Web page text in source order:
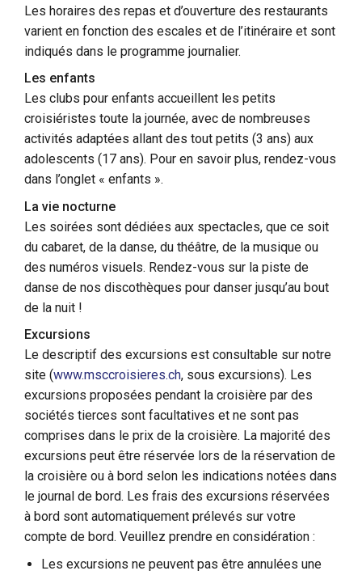
Les horaires des repas et d’ouverture des restaurants
varient en fonction des escales et de l’itinéraire et sont
indiqués dans le programme journalier.
Les enfants
Les clubs pour enfants accueillent les petits
croisiéristes toute la journée, avec de nombreuses
activités adaptées allant des tout petits (3 ans) aux
adolescents (17 ans). Pour en savoir plus, rendez-vous
dans l’onglet « enfants ».
La vie nocturne
Les soirées sont dédiées aux spectacles, que ce soit
du cabaret, de la danse, du théâtre, de la musique ou
des numéros visuels. Rendez-vous sur la piste de
danse de nos discothèques pour danser jusqu’au bout
de la nuit !
Excursions
Le descriptif des excursions est consultable sur notre
site (www.msccroisieres.ch, sous excursions). Les
excursions proposées pendant la croisière par des
sociétés tierces sont facultatives et ne sont pas
comprises dans le prix de la croisière. La majorité des
excursions peut être réservée lors de la réservation de
la croisière ou à bord selon les indications notées dans
le journal de bord. Les frais des excursions réservées
à bord sont automatiquement prélevés sur votre
compte de bord. Veuillez prendre en considération :
Les excursions ne peuvent pas être annulées une